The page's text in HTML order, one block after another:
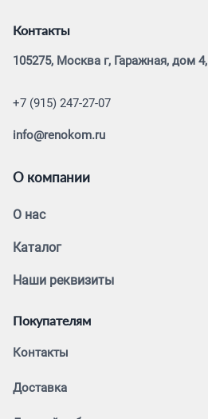
Контакты
105275, Москва г, Гаражная, дом
+7 (915) 247-27-07
info@renokom.ru
О компании
О нас
Каталог
Наши реквизиты
Покупателям
Контакты
Доставка